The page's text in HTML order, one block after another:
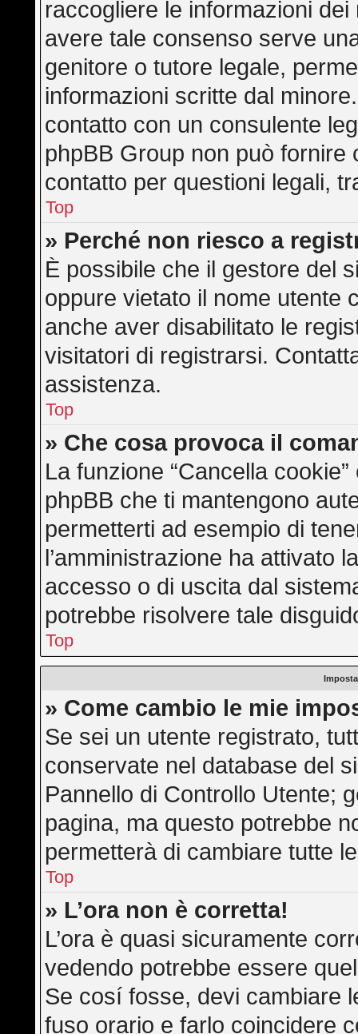
raccogliere le informazioni
avere tale consenso serve
genitore o tutore legale,
informazioni scritte dal
contatto con un consulente
phpBB Group non può fornire
contatto per questioni legali,
Top
» Perché non riesco a
È possibile che il gestore del
oppure vietato il nome utente
anche aver disabilitato le
visitatori di registrarsi.
assistenza.
Top
» Che cosa provoca il
La funzione “Cancella
phpBB che ti mantengono
permetterti ad esempio di
l’amministrazione ha attivato
accesso o di uscita dal
potrebbe risolvere tale
Top
» Come cambio le mie
Se sei un utente registrato,
conservate nel database del
Pannello di Controllo Utente;
pagina, ma questo potrebbe
permetterà di cambiare tutte
Top
» L’ora non è corretta!
L’ora è quasi sicuramente
vedendo potrebbe essere
Se cosí fosse, devi cambiare
fuso orario e farlo coincidere